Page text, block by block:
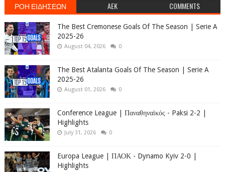
ΡΟΗ ΕΙΔΗΣΕΩΝ AEK COMMENTS
The Best Cremonese Goals Of The Season | Serie A
2025-26
August 04, 2026 0
The Best Atalanta Goals Of The Season | Serie A
2025-26
August 01, 2026 0
Conference League | Παναθηναϊκός - Paksi 2-2 |
Highlights
July 31, 2026 0
Europa League | ΠΑΟΚ - Dynamo Kyiv 2-0 |
Highlights